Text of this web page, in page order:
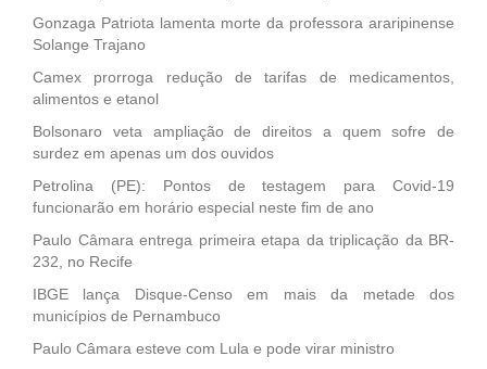
Gonzaga Patriota lamenta morte da professora araripinense
Solange Trajano
Camex prorroga redução de tarifas de medicamentos,
alimentos e etanol
Bolsonaro veta ampliação de direitos a quem sofre de
surdez em apenas um dos ouvidos
Petrolina (PE): Pontos de testagem para Covid-19
funcionarão em horário especial neste fim de ano
Paulo Câmara entrega primeira etapa da triplicação da BR-
232, no Recife
IBGE lança Disque-Censo em mais da metade dos
municípios de Pernambuco
Paulo Câmara esteve com Lula e pode virar ministro